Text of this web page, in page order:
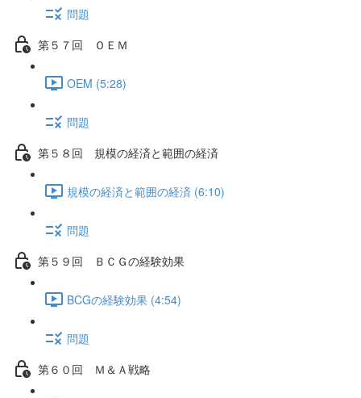
問題
第５７回 ＯＥＭ
OEM (5:28)
問題
第５８回 規模の経済と範囲の経済
規模の経済と範囲の経済 (6:10)
問題
第５９回 ＢＣＧの経験効果
BCGの経験効果 (4:54)
問題
第６０回 Ｍ＆Ａ戦略